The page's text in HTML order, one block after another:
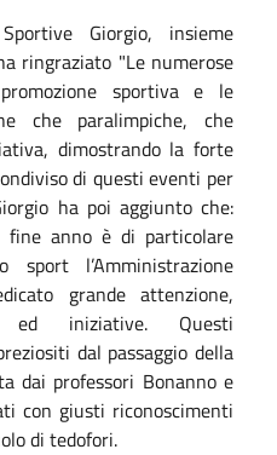
Giorgio, insieme
ringraziato "Le numerose
sportiva e le
che paralimpiche, che
dimostrando la forte
di questi eventi per
ha poi aggiunto che:
fine anno è di particolare
l’Amministrazione
grande attenzione,
ed iniziative. Questi
dal passaggio della
dai professori Bonanno e
con giusti riconoscimenti
di tedofori.